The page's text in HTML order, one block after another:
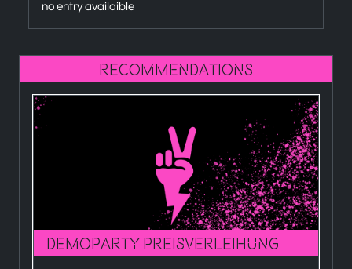
no entry availaible
recommendations
Demoparty Preisverleihung